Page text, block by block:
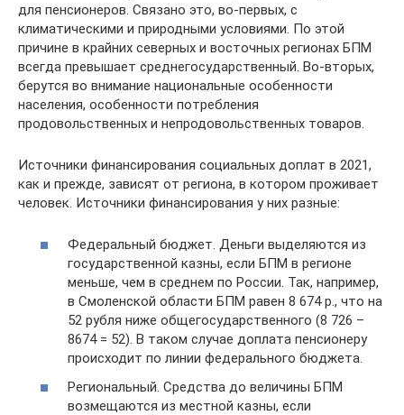
для пенсионеров. Связано это, во-первых, с
климатическими и природными условиями. По этой
причине в крайних северных и восточных регионах БПМ
всегда превышает среднегосударственный. Во-вторых,
берутся во внимание национальные особенности
населения, особенности потребления
продовольственных и непродовольственных товаров.
Источники финансирования социальных доплат в 2021,
как и прежде, зависят от региона, в котором проживает
человек. Источники финансирования у них разные:
Федеральный бюджет. Деньги выделяются из
государственной казны, если БПМ в регионе
меньше, чем в среднем по России. Так, например,
в Смоленской области БПМ равен 8 674 р., что на
52 рубля ниже общегосударственного (8 726 –
8674 = 52). В таком случае доплата пенсионеру
происходит по линии федерального бюджета.
Региональный. Средства до величины БПМ
возмещаются из местной казны, если